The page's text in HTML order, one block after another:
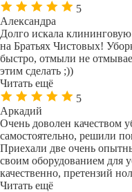
5
Александра
Долго искала
на Братьях Чистовых!
быстро, отмыли не
этим сделать ;))
Читать ещё
5
Аркадий
Очень доволен качеством
самостоятельно, решили
Приехали две очень
своим оборудованием для
качественно, претензий
Читать ещё